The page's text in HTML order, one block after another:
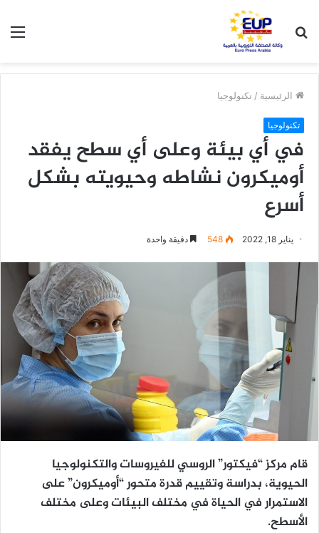
عن
الرئيسية / تكنولوجيا
تكنولوجيا
في أي بيئة وعلى أي سطح يفقد
أوميكرون نشاطه وحيويته بشكل
أسرع
يناير 18, 2022 548 دقيقة واحدة
قام مركز “فيكتور” الروسي للفيروسات والتكنولوجيا
الحيوية، بدراسة وتقييم قدرة متحور “أوميكرون” على
الاستمرار في الحياة في مختلف البيئات وعلى مختلف
الأسطح.